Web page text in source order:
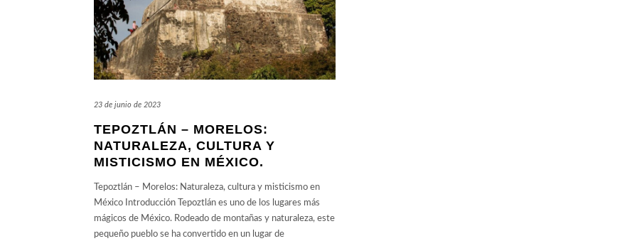
23 de junio de 2023
TEPOZTLÁN – MORELOS:
NATURALEZA, CULTURA Y
MISTICISMO EN MÉXICO.
Tepoztlán – Morelos: Naturaleza, cultura y misticismo en
México Introducción Tepoztlán es uno de los lugares más
mágicos de México. Rodeado de montañas y naturaleza, este
pequeño pueblo se ha convertido en un lugar de